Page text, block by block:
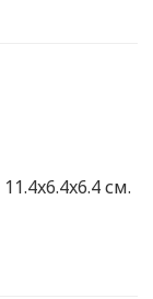
11.4x6.4x6.4 см.